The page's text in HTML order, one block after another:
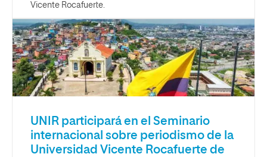
Vicente Rocafuerte.
UNIR participará en el Seminario
internacional sobre periodismo de la
Universidad Vicente Rocafuerte de